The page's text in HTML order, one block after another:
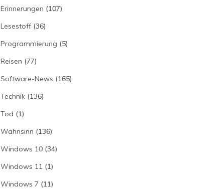
Erinnerungen (107)
Lesestoff(36)
Programmierung (5)
Reisen (77)
Software-News (165)
Technik(136)
Tod (1)
Wahnsinn (136)
Windows 10(34)
Windows 11 (1)
Windows 7 (11)